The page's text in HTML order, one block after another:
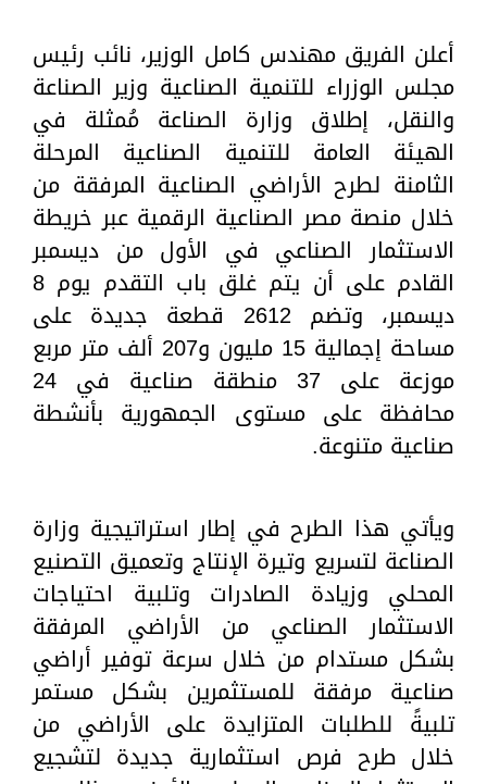
أعلن الفريق مهندس كامل الوزير، نائب رئيس
مجلس الوزراء للتنمية الصناعية وزير الصناعة
والنقل، إطلاق وزارة الصناعة مُمثلة في
الهيئة العامة للتنمية الصناعية المرحلة
الثامنة لطرح الأراضي الصناعية المرفقة من
خلال منصة مصر الصناعية الرقمية عبر خريطة
الاستثمار الصناعي في الأول من ديسمبر
القادم على أن يتم غلق باب التقدم يوم 8
ديسمبر، وتضم 2612 قطعة جديدة على
مساحة إجمالية 15 مليون و207 ألف متر مربع
موزعة على 37 منطقة صناعية في 24
محافظة على مستوى الجمهورية بأنشطة
صناعية متنوعة.
ويأتي هذا الطرح في إطار استراتيجية وزارة
الصناعة لتسريع وتيرة الإنتاج وتعميق التصنيع
المحلي وزيادة الصادرات وتلبية احتياجات
الاستثمار الصناعي من الأراضي المرفقة
بشكل مستدام من خلال سرعة توفير أراضي
صناعية مرفقة للمستثمرين بشكل مستمر
تلبيةً للطلبات المتزايدة على الأراضي من
خلال طرح فرص استثمارية جديدة لتشجيع